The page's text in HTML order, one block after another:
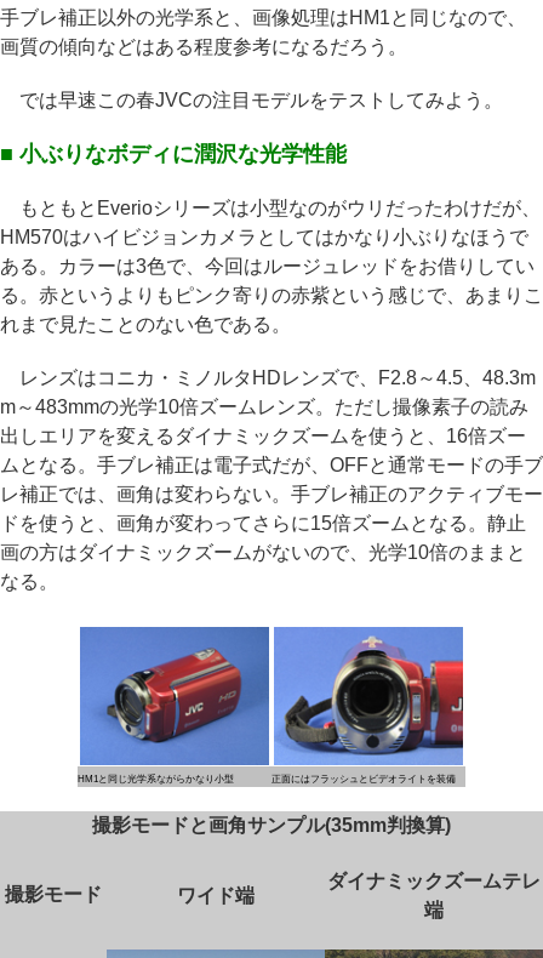
手ブレ補正以外の光学系と、画像処理はHM1と同じなので、
画質の傾向などはある程度参考になるだろう。
では早速この春JVCの注目モデルをテストしてみよう。
■ 小ぶりなボディに潤沢な光学性能
もともとEverioシリーズは小型なのがウリだったわけだが、
HM570はハイビジョンカメラとしてはかなり小ぶりなほうで
ある。カラーは3色で、今回はルージュレッドをお借りしてい
る。赤というよりもピンク寄りの赤紫という感じで、あまりこ
れまで見たことのない色である。
レンズはコニカ・ミノルタHDレンズで、F2.8～4.5、48.3m
m～483mmの光学10倍ズームレンズ。ただし撮像素子の読み
出しエリアを変えるダイナミックズームを使うと、16倍ズー
ムとなる。手ブレ補正は電子式だが、OFFと通常モードの手ブ
レ補正では、画角は変わらない。手ブレ補正のアクティブモー
ドを使うと、画角が変わってさらに15倍ズームとなる。静止
画の方はダイナミックズームがないので、光学10倍のままと
なる。
HM1と同じ光学系ながらかなり小型 正面にはフラッシュとビデオライトを装備
撮影モードと画角サンプル(35mm判換算)
撮影モード ワイド端
ダイナミックズームテレ
端